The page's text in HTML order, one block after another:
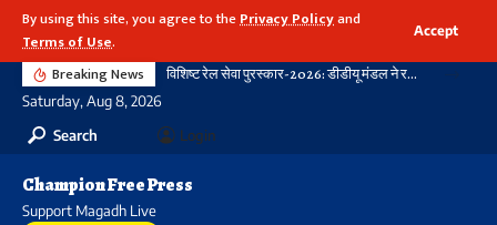
By using this site, you agree to thePrivacy Policyand
Terms of Use.
Accept
Breaking News विशिष्ट रेल सेवा पुरस्कार-2026: डीडीयू मंडल ने रचा नया कीर्तिमान, 21 विभागीय शील्ड और 16 रेलकर्मी सम्मानित
Saturday, Aug 8, 2026
Search
Login
Champion Free Press
Support Magadh Live